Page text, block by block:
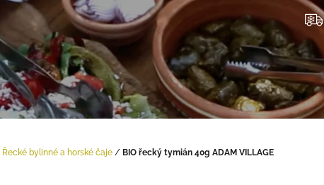
Řecké bylinné a horské čaje / BIO řecký tymián 40g ADAM VILLAGE